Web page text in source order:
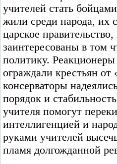
учителей стать
жили среди народа, их
царское
заинтересованы в том
политику.
ограждали крестьян от
консерваторы
порядок и
учителя помогут
интеллигенцией и
руками учителей
пламя долгожданной